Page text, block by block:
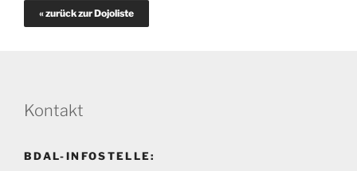
« zurück zur Dojoliste
Kontakt
BDAL-INFOSTELLE: